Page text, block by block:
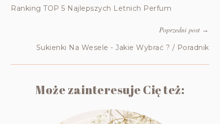
Ranking TOP 5 Najlepszych Letnich Perfum
Poprzedni post→
Sukienki Na Wesele - Jakie Wybrać ? / Poradnik
Może zainteresuje Cię też: